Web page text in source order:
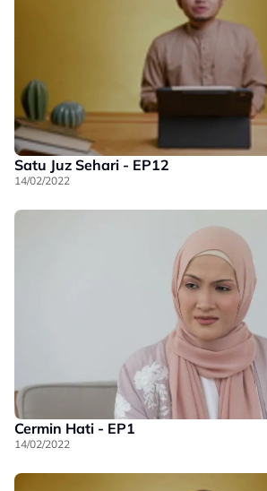
Satu Juz Sehari - EP12
14/02/2022
Cermin Hati - EP1
14/02/2022